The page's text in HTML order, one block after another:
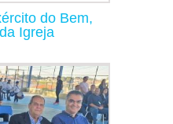
do Bem,
Igreja